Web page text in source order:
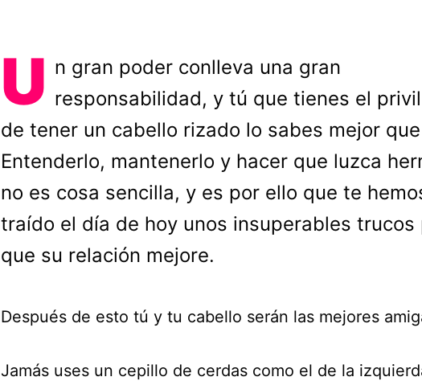
U n gran poder conlleva una gran
responsabilidad, y tú que tienes el
de tener un cabello rizado lo sabes mejor
Entenderlo, mantenerlo y hacer que luzca
no es cosa sencilla, y es por ello que te
traído el día de hoy unos insuperables trucos
que su relación mejore.
Después de esto tú y tu cabello serán las mejores
Jamás uses un cepillo de cerdas como el de la